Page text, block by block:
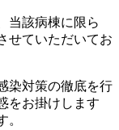
当該病棟に限ら
せていただいてお
染対策の徹底を行
をお掛けします
。